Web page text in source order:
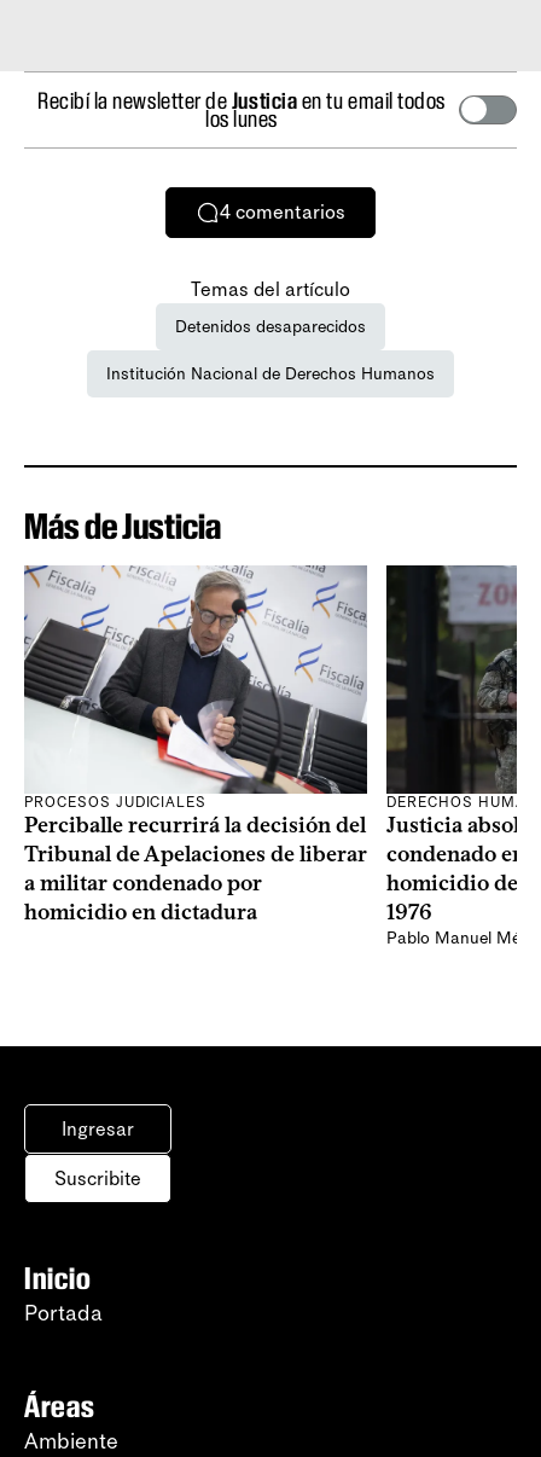
Recibí la newsletter deJusticiaen tu email todos
los lunes
4 comentarios
Temas del artículo
Detenidos desaparecidos
Institución Nacional de Derechos Humanos
Más de Justicia
PROCESOS JUDICIALES
Perciballe recurrirá la decisión del
Tribunal de Apelaciones de liberar
a militar condenado por
homicidio en dictadura
DERECHOS
Justicia
condenado en
homicidio de
1976
Pablo Manuel
Ingresar
Suscribite
Inicio
Portada
Áreas
Ambiente